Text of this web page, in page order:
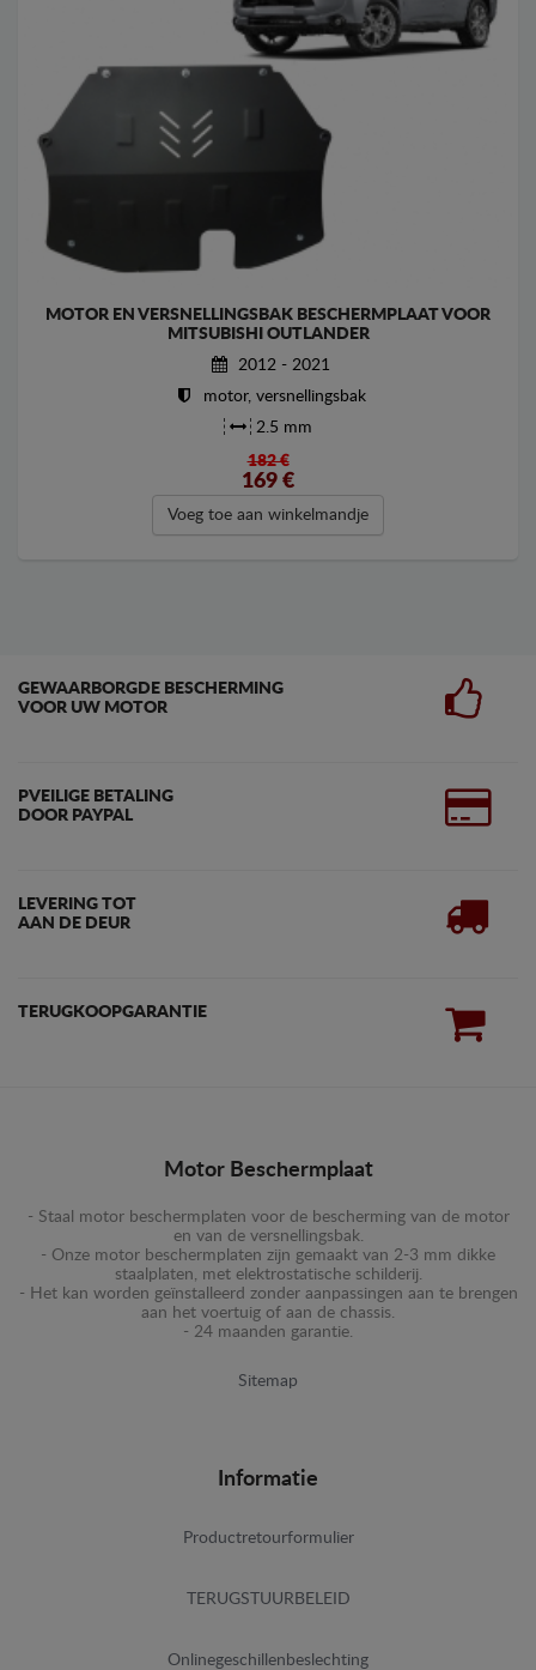
MOTOR EN VERSNELLINGSBAK BESCHERMPLAAT VOOR
MITSUBISHI OUTLANDER
2012 - 2021
motor, versnellingsbak
2.5 mm
182 €
169 €
Voeg toe aan winkelmandje
GEWAARBORGDE BESCHERMING
VOOR UW MOTOR
PVEILIGE BETALING
DOOR PAYPAL
LEVERING TOT
AAN DE DEUR
TERUGKOOPGARANTIE
Motor Beschermplaat
- Staal motor beschermplaten voor de bescherming van de motor
en van de versnellingsbak.
- Onze motor beschermplaten zijn gemaakt van 2-3 mm dikke
staalplaten, met elektrostatische schilderij.
- Het kan worden geïnstalleerd zonder aanpassingen aan te brengen
aan het voertuig of aan de chassis.
- 24 maanden garantie.
Sitemap
Informatie
Productretourformulier
TERUGSTUURBELEID
Onlinegeschillenbeslechting